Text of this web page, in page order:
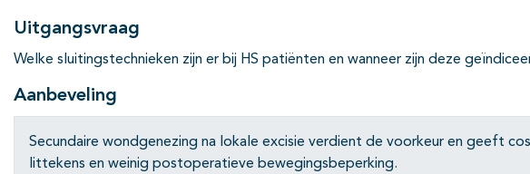
binnen deze richtlijn
openklappen
Uitgangsvraag
Welke sluitingstechnieken zijn er bij HS patiënten en wanneer zijn deze
Aanbeveling
Secundaire wondgenezing na lokale excisie verdient de voorkeur en geeft
littekens en weinig postoperatieve bewegingsbeperking.